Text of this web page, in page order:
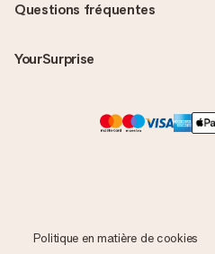
Questions fréquentes
YourSurprise
Politique en matière de cookies